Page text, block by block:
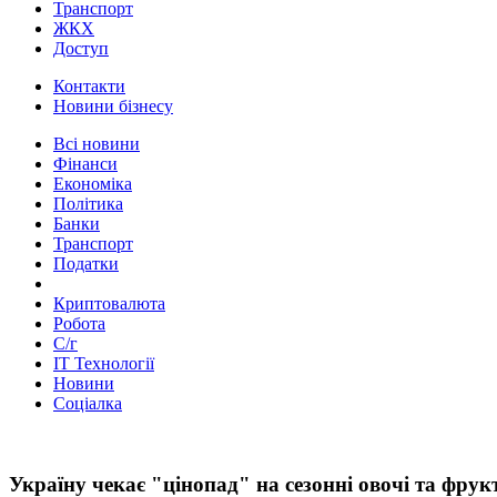
Транспорт
ЖКХ
Доступ
Контакти
Новини бізнесу
Всі новини
Фінанси
Економіка
Політика
Банки
Транспорт
Податки
Криптовалюта
Робота
С/г
ІТ Технології
Новини
Соціалка
Україну чекає "цінопад" на сезонні овочі та